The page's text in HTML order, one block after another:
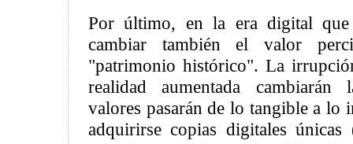
Por último, en la era digital que
cambiar también el valor
"patrimonio histórico". La
realidad aumentada cambiarán
valores pasarán de lo tangible a lo
adquirirse copias digitales únicas